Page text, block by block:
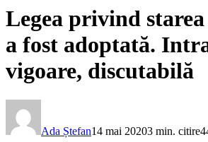
Legea privind
a fost adoptată.
vigoare, discutabilă
Ada Ștefan14 mai 20203 min. citire